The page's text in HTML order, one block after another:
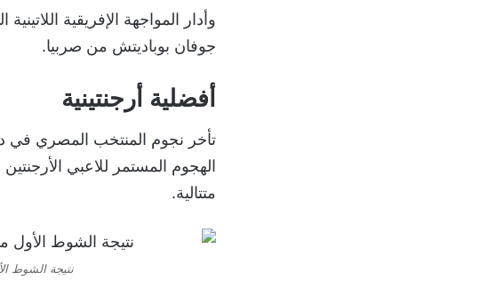
وأدار المواجهة الإفريقية
جوفان بوباديتش من صربيا.
أفضلية أرجنتينية
تأخر نجوم المنتخب المصري في
متتالية.
نتيجة الشوط